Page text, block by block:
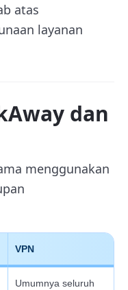
atas
layanan
dan
menggunakan
VPN
Umumnya seluruh